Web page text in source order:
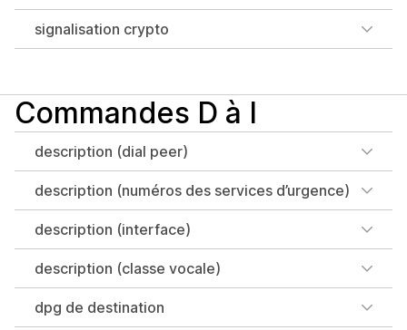
signalisation crypto
Commandes D à I
description (dial peer)
description (numéros des services d’urgence)
description (interface)
description (classe vocale)
dpg de destination